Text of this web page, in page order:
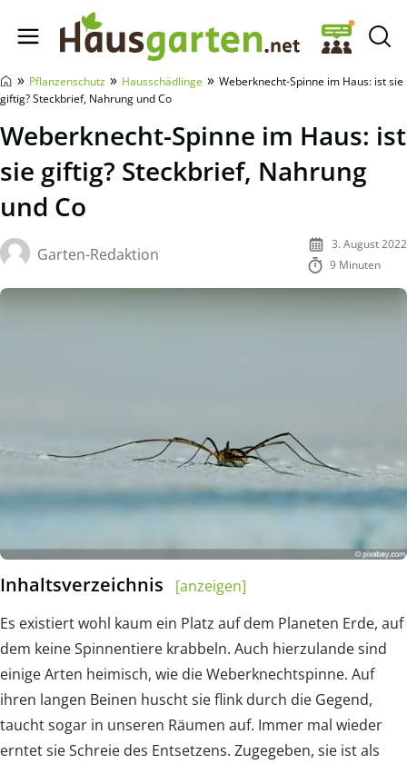
Hausgarten.net
» Pflanzenschutz » Hausschädlinge » Weberknecht-Spinne im Haus: ist sie
giftig? Steckbrief, Nahrung und Co
Weberknecht-Spinne im Haus: ist
sie giftig? Steckbrief, Nahrung
und Co
Garten-Redaktion
3. August 2022
9 Minuten
Inhaltsverzeichnis
[anzeigen]
Es existiert wohl kaum ein Platz auf dem Planeten Erde, auf
dem keine Spinnentiere krabbeln. Auch hierzulande sind
einige Arten heimisch, wie die Weberknechtspinne. Auf
ihren langen Beinen huscht sie flink durch die Gegend,
taucht sogar in unseren Räumen auf. Immer mal wieder
erntet sie Schreie des Entsetzens. Zugegeben, sie ist als